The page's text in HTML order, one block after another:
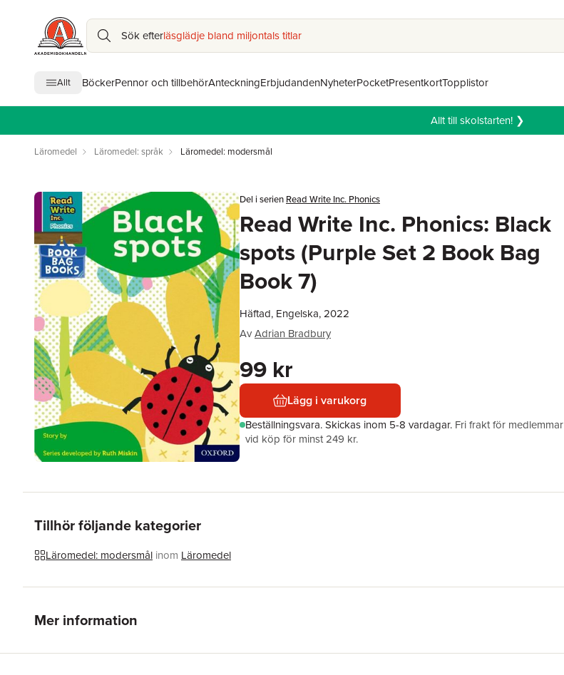
Sök efterläsglädje bland miljontals titlar
Allt BöckerPennor och tillbehörAnteckningErbjudandenNyheterPocketPresentkortTopplistor
Allt till skolstarten! ❯
Läromedel Läromedel: språk Läromedel: modersmål
Del i serien Read Write Inc. Phonics
Read Write Inc. Phonics: Black
spots (Purple Set 2 Book Bag
Book 7)
Häftad, Engelska, 2022
AvAdrian Bradbury
99 kr
Lägg i varukorg
Beställningsvara.Skickas inom 5-8 vardagar. Fri frakt för medlemmar
vid köp för minst 249 kr.
Tillhör följande kategorier
Läromedel: modersmål inom Läromedel
Mer information